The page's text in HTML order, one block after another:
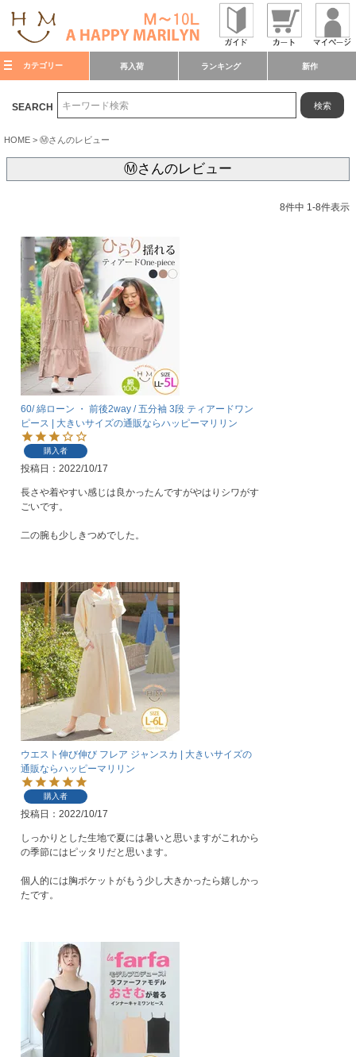
カテゴリー 再入荷 ランキング 新作
SEARCH 検索
HOME Ⓜ︎さんのレビュー
Ⓜ︎さんのレビュー
8件中 1-8件表示
60/ 綿ローン ・ 前後2way / 五分袖 3段 ティアードワン
ピース | 大きいサイズの通販ならハッピーマリリン
購入者
投稿日 2022/10/17
長さや着やすい感じは良かったんですがやはりシワがす
ごいです。
二の腕も少しきつめでした。
ウエスト伸び伸び フレア ジャンスカ | 大きいサイズの
通販ならハッピーマリリン
購入者
投稿日 2022/10/17
しっかりとした生地で夏には暑いと思いますがこれから
の季節にはピッタリだと思います。
個人的には胸ポケットがもう少し大きかったら嬉しかっ
たです。